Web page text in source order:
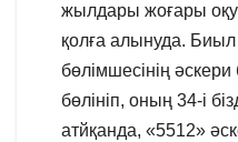
жылдары жоғары
қолға алынуда.
бөлімшесінің
бөлініп, оның 34-і
атйқанда, «5512»